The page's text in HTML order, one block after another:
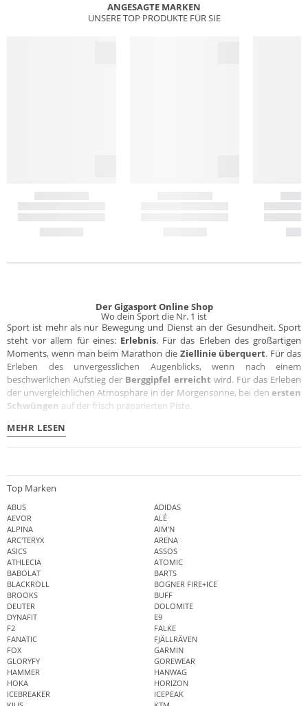
ANGESAGTE MARKEN
UNSERE TOP PRODUKTE FÜR SIE
Der Gigasport Online Shop
Wo dein Sport die Nr. 1 ist
Sport ist mehr als nur Bewegung und Dienst an der Gesundheit. Sport
steht vor allem für eines: Erlebnis. Für das Erleben des großartigen
Moments, wenn man beim Marathon die Ziellinie überquert. Für das
Erleben des unvergesslichen Augenblicks, wenn nach einem
beschwerlichen Aufstieg der Berggipfel erreicht wird. Für das Erleben
der unvergleichlichen Atmosphäre in der Morgensonne, bei den ersten
Schwüngen auf der frisch präparierten Piste.
MEHR LESEN
Top Marken
ABUS
ADIDAS
AEVOR
ALÉ
ALPINA
AIM'N
ARC'TERYX
ARENA
ASICS
ASSOS
ATHLECIA
ATOMIC
BABOLAT
BARTS
BLACKROLL
BOGNER FIRE+ICE
BROOKS
BUFF
DEUTER
DOLOMITE
DYNAFIT
E9
F2
FALKE
FANATIC
FJÄLLRÄVEN
FOX
GARMIN
GLORYFY
GOREWEAR
HAMMER
HANWAG
HOKA
HORIZON
ICEBREAKER
ICEPEAK